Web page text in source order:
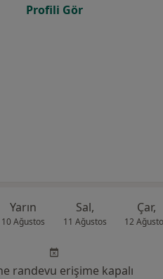
Profili Gör
Yarın
10 Ağustos
Sal,
11 Ağustos
Çar,
12
randevu erişime kapalı